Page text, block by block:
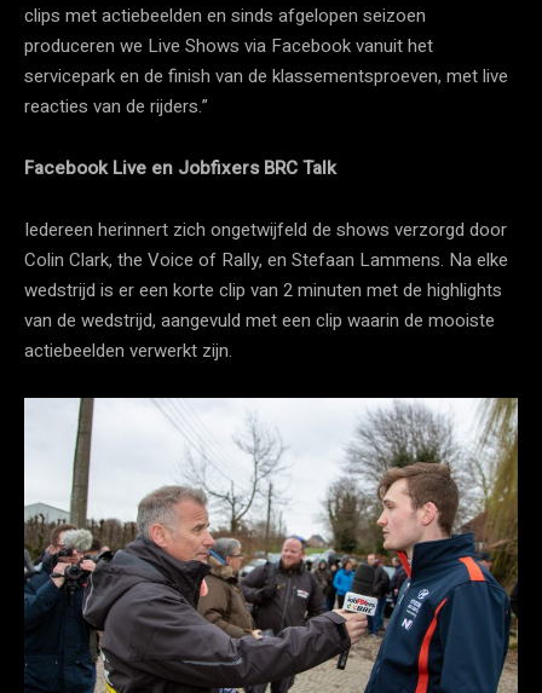
clips met actiebeelden en sinds afgelopen seizoen
produceren we Live Shows via Facebook vanuit het
servicepark en de finish van de klassementsproeven, met live
reacties van de rijders.”
Facebook Live en Jobfixers BRC Talk
Iedereen herinnert zich ongetwijfeld de shows verzorgd door
Colin Clark, the Voice of Rally, en Stefaan Lammens. Na elke
wedstrijd is er een korte clip van 2 minuten met de highlights
van de wedstrijd, aangevuld met een clip waarin de mooiste
actiebeelden verwerkt zijn.